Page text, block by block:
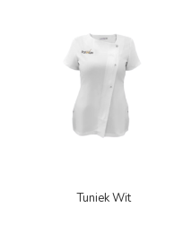
Tuniek Wit